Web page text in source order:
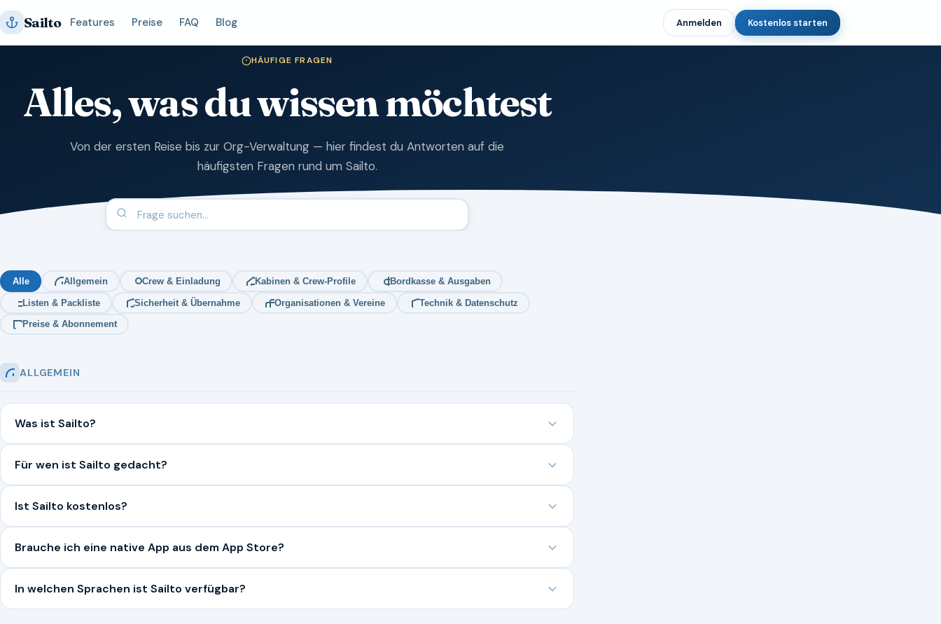
Zum
Inhalt
springen
Sailto Features Preise FAQ Blog Anmelden Kostenlos starten
HÄUFIGE FRAGEN
Alles, was du wissen möchtest
Von der ersten Reise bis zur Org-Verwaltung — hier findest du Antworten auf die
häufigsten Fragen rund um Sailto.
Alle Allgemein Crew & Einladung Kabinen & Crew-Profile Bordkasse & Ausgaben
Listen & Packliste Sicherheit & Übernahme Organisationen & Vereine Technik & Datenschutz
Preise & Abonnement
ALLGEMEIN
Was ist Sailto?
Für wen ist Sailto gedacht?
Ist Sailto kostenlos?
Brauche ich eine native App aus dem App Store?
In welchen Sprachen ist Sailto verfügbar?